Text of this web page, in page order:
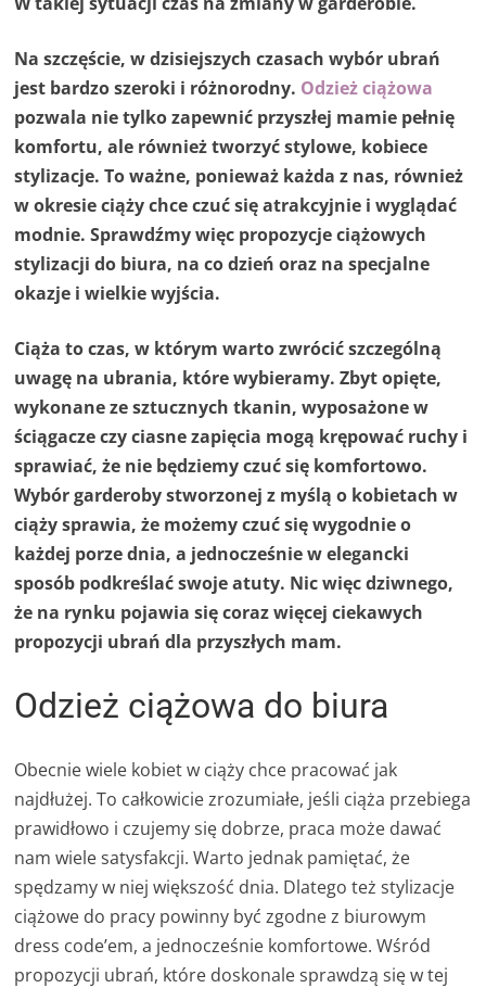
Na szczęście, w dzisiejszych czasach wybór ubrań
jest bardzo szeroki i różnorodny. Odzież ciążowa
pozwala nie tylko zapewnić przyszłej mamie pełnię
komfortu, ale również tworzyć stylowe, kobiece
stylizacje. To ważne, ponieważ każda z nas, również
w okresie ciąży chce czuć się atrakcyjnie i wyglądać
modnie. Sprawdźmy więc propozycje ciążowych
stylizacji do biura, na co dzień oraz na specjalne
okazje i wielkie wyjścia.
Ciąża to czas, w którym warto zwrócić szczególną
uwagę na ubrania, które wybieramy. Zbyt opięte,
wykonane ze sztucznych tkanin, wyposażone w
ściągacze czy ciasne zapięcia mogą krępować ruchy i
sprawiać, że nie będziemy czuć się komfortowo.
Wybór garderoby stworzonej z myślą o kobietach w
ciąży sprawia, że możemy czuć się wygodnie o
każdej porze dnia, a jednocześnie w elegancki
sposób podkreślać swoje atuty. Nic więc dziwnego,
że na rynku pojawia się coraz więcej ciekawych
propozycji ubrań dla przyszłych mam.
Odzież ciążowa do biura
Obecnie wiele kobiet w ciąży chce pracować jak
najdłużej. To całkowicie zrozumiałe, jeśli ciąża przebiega
prawidłowo i czujemy się dobrze, praca może dawać
nam wiele satysfakcji. Warto jednak pamiętać, że
spędzamy w niej większość dnia. Dlatego też stylizacje
ciążowe do pracy powinny być zgodne z biurowym
dress code’em, a jednocześnie komfortowe. Wśród
propozycji ubrań, które doskonale sprawdzą się w tej